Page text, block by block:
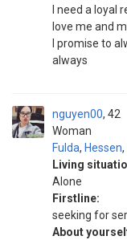
I need a
love me and
I promise to
always
nguyen00
Woman
42
Fulda, Hessen,
Living
Alone
Firstline:
seeking for
About